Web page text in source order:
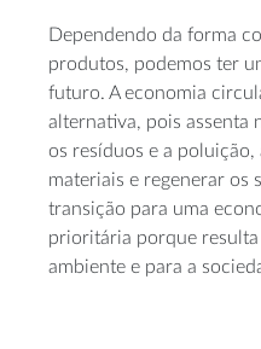
Dependendo da forma
produtos, podemos ter
futuro. A economia
alternativa, pois assenta
os resíduos e a
materiais e regenerar os
transição para uma
prioritária porque
ambiente e para a